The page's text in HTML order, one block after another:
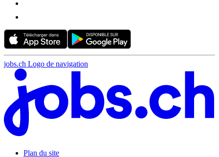
jobs.ch Logo de navigation
Plan du site